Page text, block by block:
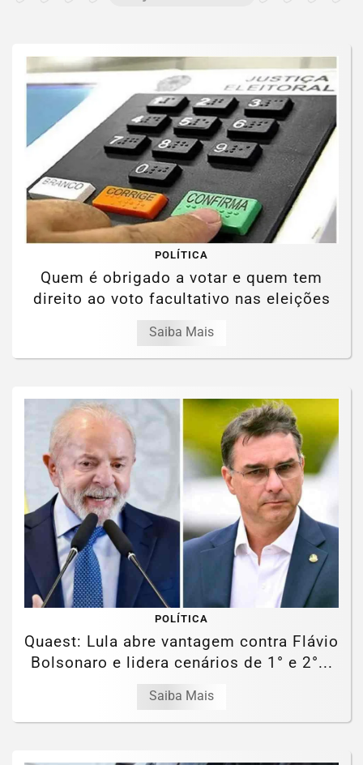
POLÍTICA
Quem é obrigado a votar e quem tem
direito ao voto facultativo nas eleições
Saiba Mais
POLÍTICA
Quaest: Lula abre vantagem contra Flávio
Bolsonaro e lidera cenários de 1° e 2°...
Saiba Mais